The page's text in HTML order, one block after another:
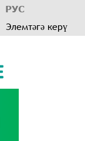
РУС
Элемтәгә керү